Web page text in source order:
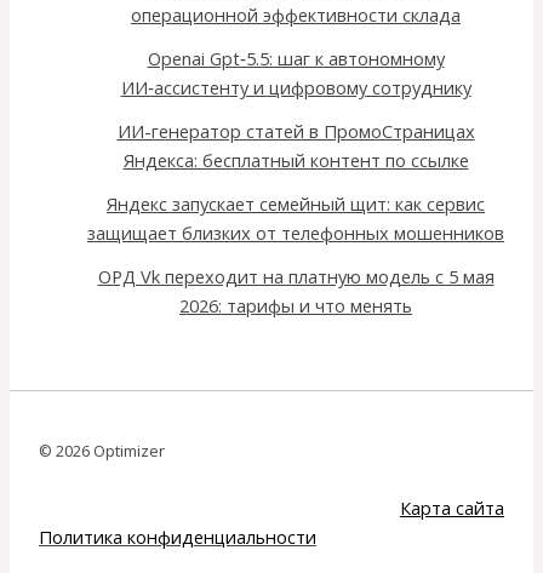
операционной эффективности склада
Openai Gpt‑5.5: шаг к автономному
ИИ‑ассистенту и цифровому сотруднику
ИИ-генератор статей в ПромоСтраницах
Яндекса: бесплатный контент по ссылке
Яндекс запускает семейный щит: как сервис
защищает близких от телефонных мошенников
ОРД Vk переходит на платную модель с 5 мая
2026: тарифы и что менять
© 2026 Optimizer
Карта сайта
Политика конфиденциальности